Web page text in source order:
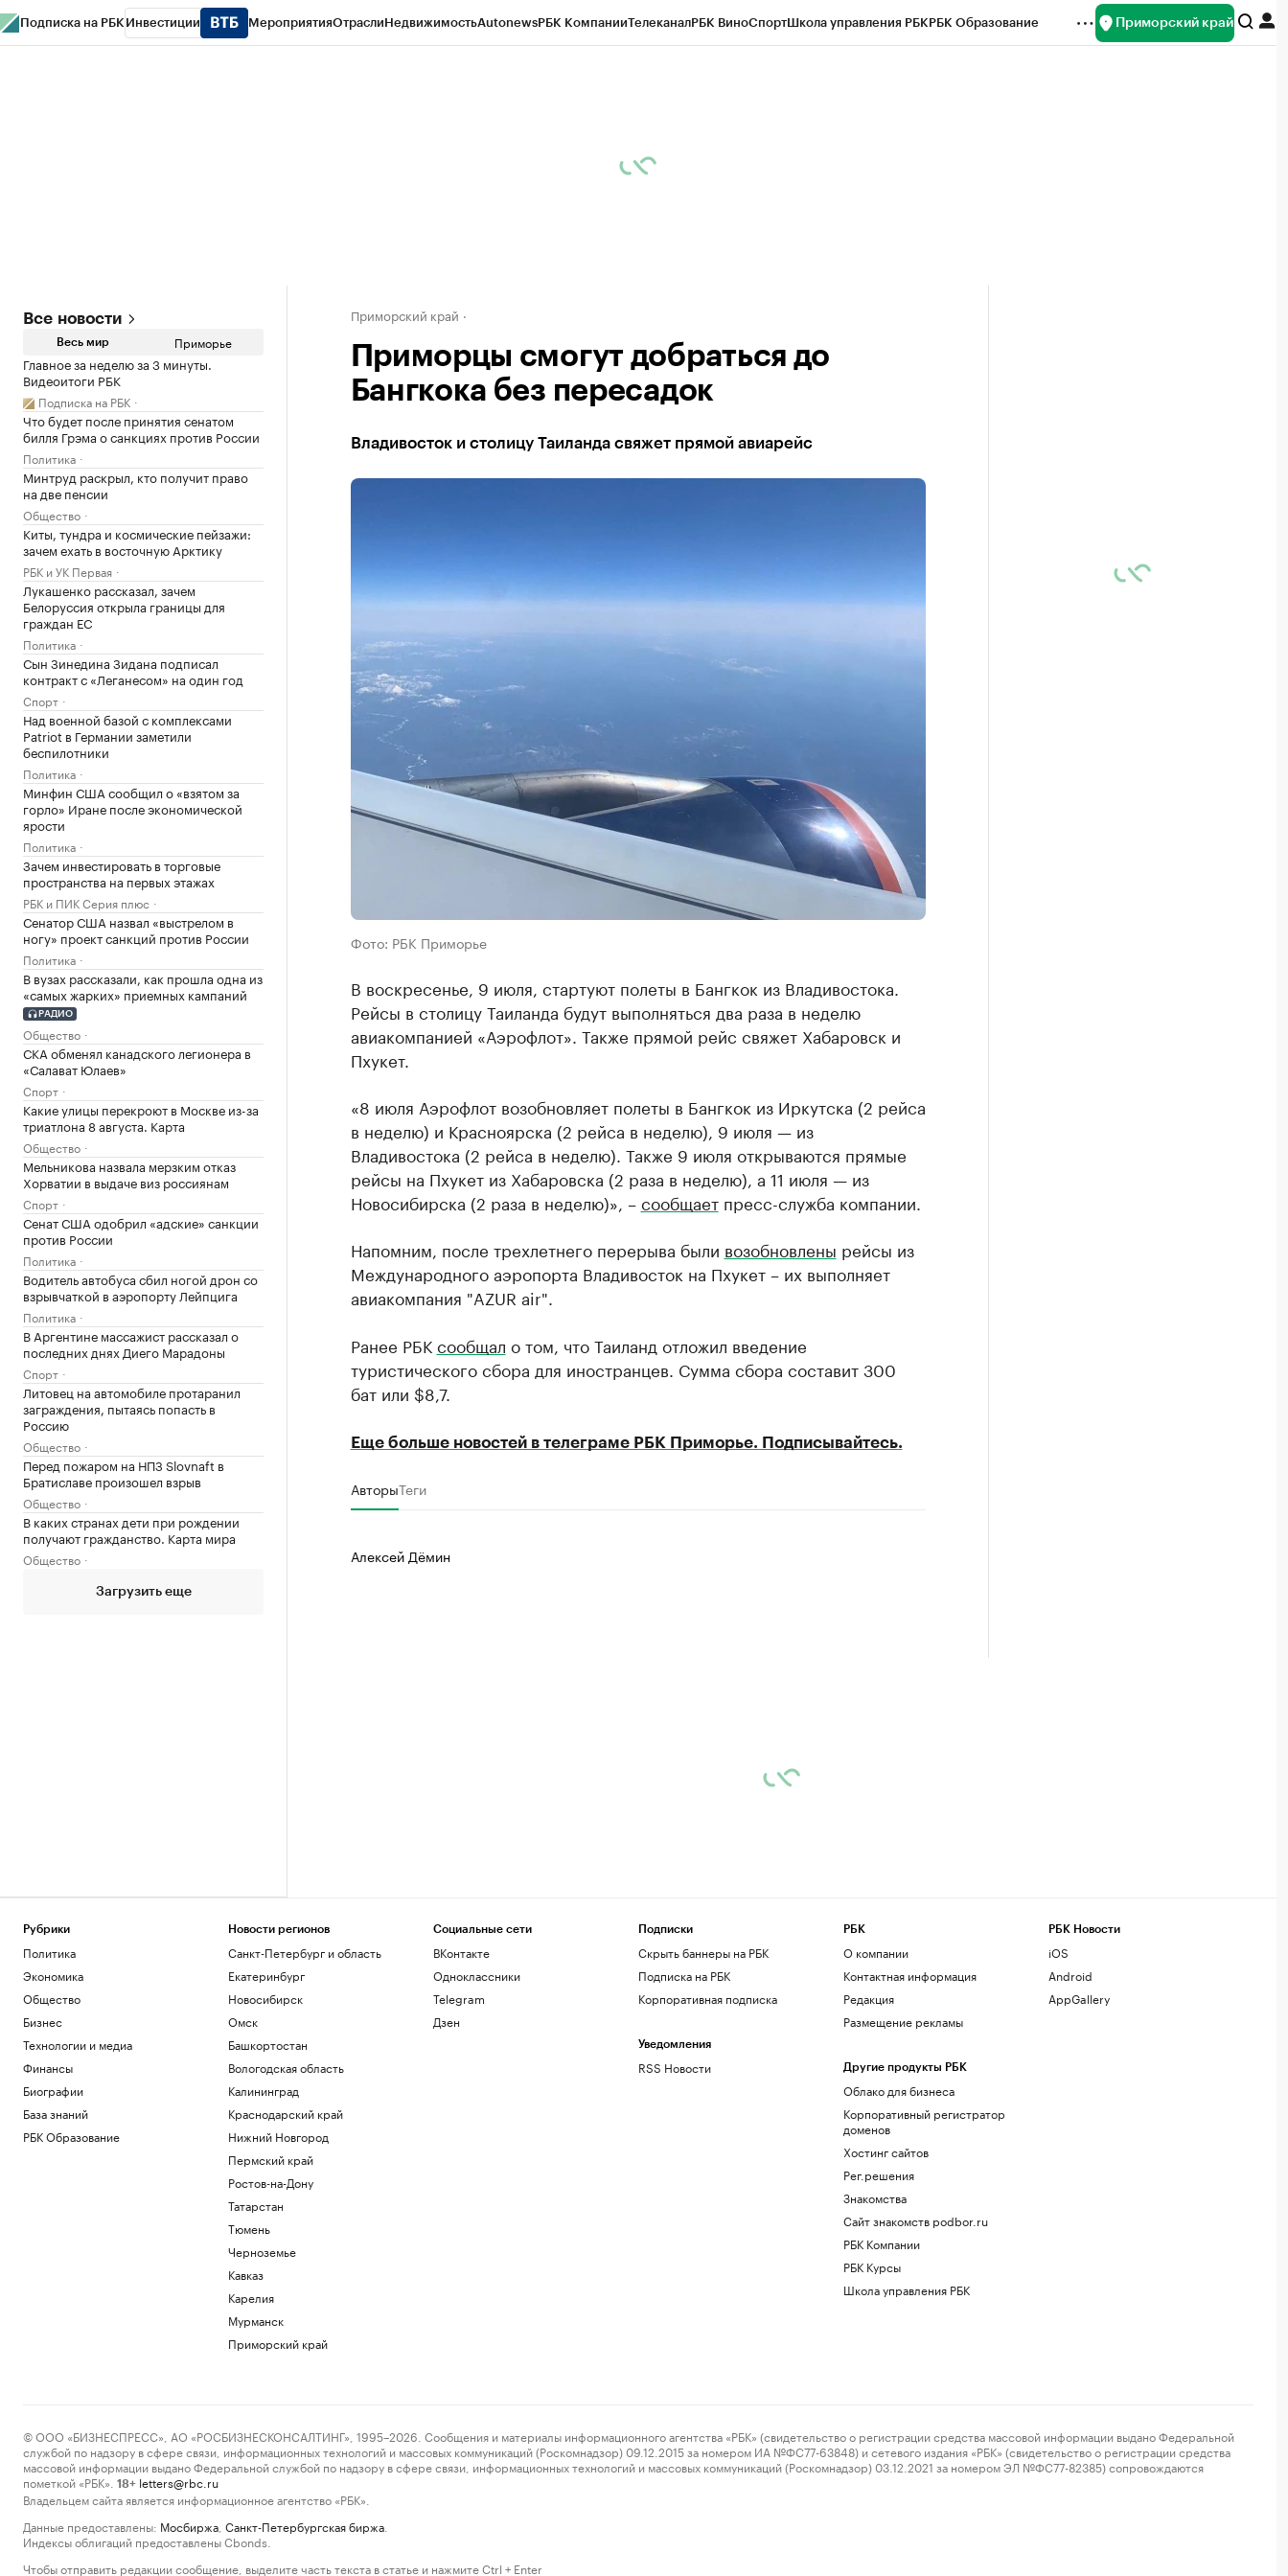
Подписка на РБК Инвестиции МероприятияОтраслиНедвижимостьAutonewsРБК КомпанииТелеканалРБК ВиноСпортШкола управления РБКРБК Образование Приморский край
Все новости
Весь мир Приморье
Главное за неделю за 3 минуты.
Видеоитоги РБК
Подписка на РБК
Что будет после принятия сенатом
билля Грэма о санкциях против России
Политика
Минтруд раскрыл, кто получит право
на две пенсии
Общество
Киты, тундра и космические пейзажи:
зачем ехать в восточную Арктику
РБК и УК Первая
Лукашенко рассказал, зачем
Белоруссия открыла границы для
граждан ЕС
Политика
Сын Зинедина Зидана подписал
контракт с «Леганесом» на один год
Спорт
Над военной базой с комплексами
Patriot в Германии заметили
беспилотники
Политика
Минфин США сообщил о «взятом за
горло» Иране после экономической
ярости
Политика
Зачем инвестировать в торговые
пространства на первых этажах
РБК и ПИК Серия плюс
Сенатор США назвал «выстрелом в
ногу» проект санкций против России
Политика
В вузах рассказали, как прошла одна из
«самых жарких» приемных кампаний
РАДИО
Общество
СКА обменял канадского легионера в
«Салават Юлаев»
Спорт
Какие улицы перекроют в Москве из-за
триатлона 8 августа. Карта
Общество
Мельникова назвала мерзким отказ
Хорватии в выдаче виз россиянам
Спорт
Сенат США одобрил «адские» санкции
против России
Политика
Водитель автобуса сбил ногой дрон со
взрывчаткой в аэропорту Лейпцига
Политика
В Аргентине массажист рассказал о
последних днях Диего Марадоны
Спорт
Литовец на автомобиле протаранил
заграждения, пытаясь попасть в
Россию
Общество
Перед пожаром на НПЗ Slovnaft в
Братиславе произошел взрыв
Общество
В каких странах дети при рождении
получают гражданство. Карта мира
Общество
Загрузить еще
Приморский край
Приморцы смогут добраться до
Бангкока без пересадок
Владивосток и столицу Таиланда свяжет прямой авиарейс
Фото: РБК Приморье
В воскресенье, 9 июля, стартуют полеты в Бангкок из Владивостока.
Рейсы в столицу Таиланда будут выполняться два раза в неделю
авиакомпанией «Аэрофлот». Также прямой рейс свяжет Хабаровск и
Пхукет.
«8 июля Аэрофлот возобновляет полеты в Бангкок из Иркутска (2 рейса
в неделю) и Красноярска (2 рейса в неделю), 9 июля — из
Владивостока (2 рейса в неделю). Также 9 июля открываются прямые
рейсы на Пхукет из Хабаровска (2 раза в неделю), а 11 июля — из
Новосибирска (2 раза в неделю)», ­–сообщаетпресс-служба компании.
Напомним, после трехлетнего перерыва были возобновлены рейсы из
Международного аэропорта Владивосток на Пхукет – их выполняет
авиакомпания "AZUR air".
Ранее РБКсообщал о том, что Таиланд отложил введение
туристического сбора для иностранцев. Сумма сбора составит 300
бат или $8,7.
Еще больше новостей в телеграме РБК Приморье. Подписывайтесь.
АвторыТеги
Алексей Дёмин
Рубрики
Политика
Экономика
Общество
Бизнес
Технологии и медиа
Финансы
Биографии
База знаний
РБК Образование
Новости регионов
Санкт-Петербург и область
Екатеринбург
Новосибирск
Омск
Башкортостан
Вологодская область
Калининград
Краснодарский край
Нижний Новгород
Пермский край
Ростов-на-Дону
Татарстан
Тюмень
Черноземье
Кавказ
Карелия
Мурманск
Приморский край
Социальные сети
ВКонтакте
Одноклассники
Telegram
Дзен
Подписки
Скрыть баннеры на РБК
Подписка на РБК
Корпоративная подписка
Уведомления
RSS Новости
РБК
О компании
Контактная информация
Редакция
Размещение рекламы
Другие продукты РБК
Облако для бизнеса
Корпоративный регистратор
доменов
Хостинг сайтов
Рег.решения
Знакомства
Сайт знакомств podbor.ru
РБК Компании
РБК Курсы
Школа управления РБК
РБК Новости
iOS
Android
AppGallery
© ООО «БИЗНЕСПРЕСС», АО «РОСБИЗНЕСКОНСАЛТИНГ», 1995–2026. Сообщения и материалы информационного агентства «РБК» (свидетельство о регистрации средства массовой информации выдано Федеральной
службой по надзору в сфере связи, информационных технологий и массовых коммуникаций (Роскомнадзор) 09.12.2015 за номером ИА №ФС77-63848) и сетевого издания «РБК» (свидетельство о регистрации средства
массовой информации выдано Федеральной службой по надзору в сфере связи, информационных технологий и массовых коммуникаций (Роскомнадзор) 03.12.2021 за номером ЭЛ №ФС77-82385) сопровождаются
пометкой «РБК».
18+ letters@rbc.ru
Владельцем сайта является информационное агентство «РБК».
Данные предоставлены: Мосбиржа Санкт-Петербургская биржа
Индексы облигаций предоставлены Cbonds.
Чтобы отправить редакции сообщение, выделите часть текста в статье и нажмите Ctrl + Enter